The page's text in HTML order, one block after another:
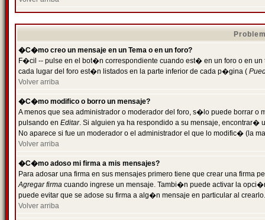
�C�mo creo un mensaje en un Tema o en un foro?
F�cil -- pulse en el bot�n correspondiente cuando est� en un foro o en
cada lugar del foro est�n listados en la parte inferior de cada p�gina (
Volver arriba
�C�mo modifico o borro un mensaje?
A menos que sea administrador o moderador del foro, s�lo puede borrar o
pulsando en Editar. Si alguien ya ha respondido a su mensaje, encontrar�
No aparece si fue un moderador o el administrador el que lo modific� (la
Volver arriba
�C�mo adoso mi firma a mis mensajes?
Para adosar una firma en sus mensajes primero tiene que crear una firma
Agregar firma cuando ingrese un mensaje. Tambi�n puede activar la
puede evitar que se adose su firma a alg�n mensaje en particular al crearlo.
Volver arriba